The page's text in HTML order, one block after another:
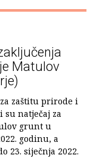
Matulov
zaštitu prirode i
natječaj za
grunt u
godinu, a
23. siječnja 2022.